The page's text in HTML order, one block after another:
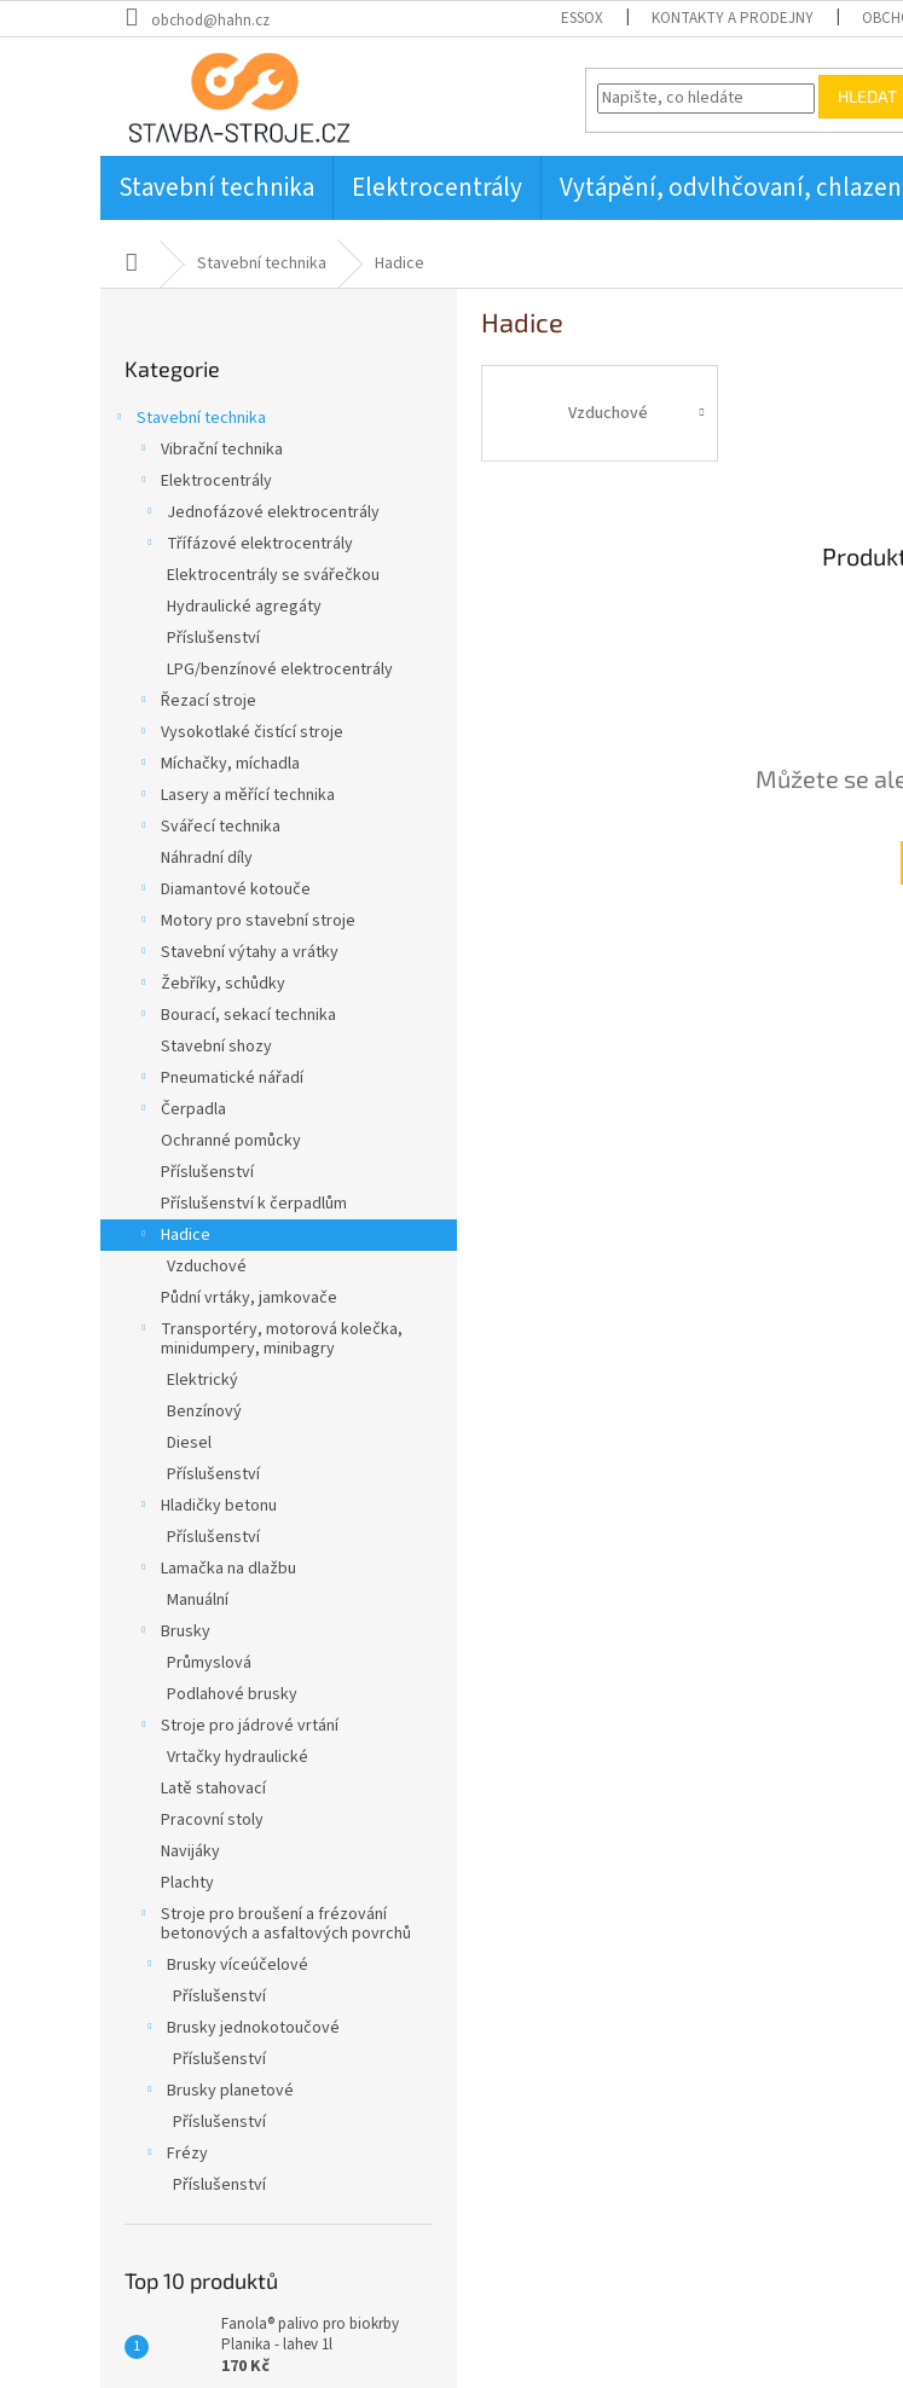
na
obchod@hahn.cz ESSOX KONTAKTY A PRODEJNY
HLEDAT
Stavební technika Elektrocentrály Vytápění, odvlhčovaní,
Domů Stavební technika Hadice
kategorie
Kategorie
Stavební technika
Vibrační technika
Elektrocentrály
Jednofázové elektrocentrály
Třífázové elektrocentrály
Elektrocentrály se svářečkou
Hydraulické agregáty
Příslušenství
LPG/benzínové elektrocentrály
Řezací stroje
Vysokotlaké čistící stroje
Míchačky, míchadla
Lasery a měřící technika
Svářecí technika
Náhradní díly
Diamantové kotouče
Motory pro stavební stroje
Stavební výtahy a vrátky
Žebříky, schůdky
Bourací, sekací technika
Stavební shozy
Pneumatické nářadí
Čerpadla
Ochranné pomůcky
Příslušenství
Příslušenství k čerpadlům
Hadice
Vzduchové
Půdní vrtáky, jamkovače
Transportéry, motorová kolečka,
minidumpery, minibagry
Elektrický
Benzínový
Diesel
Příslušenství
Hladičky betonu
Příslušenství
Lamačka na dlažbu
Manuální
Brusky
Průmyslová
Podlahové brusky
Stroje pro jádrové vrtání
Vrtačky hydraulické
Latě stahovací
Pracovní stoly
Navijáky
Plachty
Stroje pro broušení a frézování
betonových a asfaltových povrchů
Brusky víceúčelové
Příslušenství
Brusky jednokotoučové
Příslušenství
Brusky planetové
Příslušenství
Frézy
Příslušenství
Top 10 produktů
Fanola® palivo pro biokrby
Planika - lahev 1l
170 Kč
Hadice
Vzduchové
Můžete se